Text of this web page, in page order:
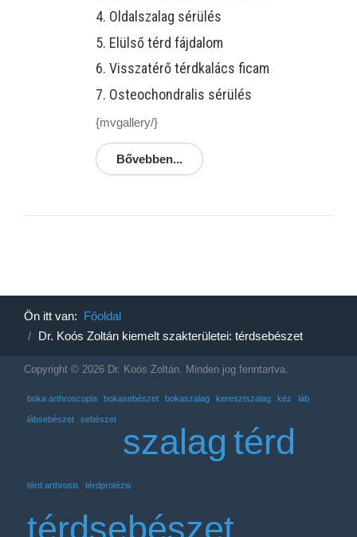
4. Oldalszalag sérülés
5. Elülső térd fájdalom
6. Visszatérő térdkalács ficam
7. Osteochondralis sérülés
{mvgallery/}
Bővebben...
Ön itt van: Főoldal
Dr. Koós Zoltán kiemelt szakterületei: térdsebészet
Copyright © 2026 Dr. Koós Zoltán. Minden jog fenntartva.
boka arthroscopia bokasebészet bokaszalag keresztszalag kéz láb
lábsebészet sebészet
szalag térd
térd arthrosis térdprotézis
térdsebészet